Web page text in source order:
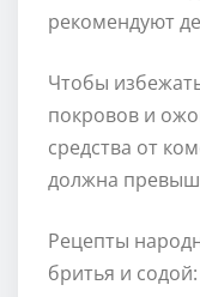
рекомендуют
Чтобы
покровов и
средства от
должна
Рецепты
бритья и содой: